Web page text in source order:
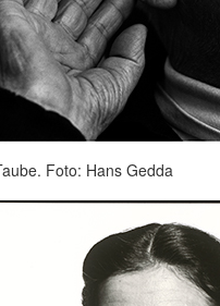
Foto: Hans Gedda